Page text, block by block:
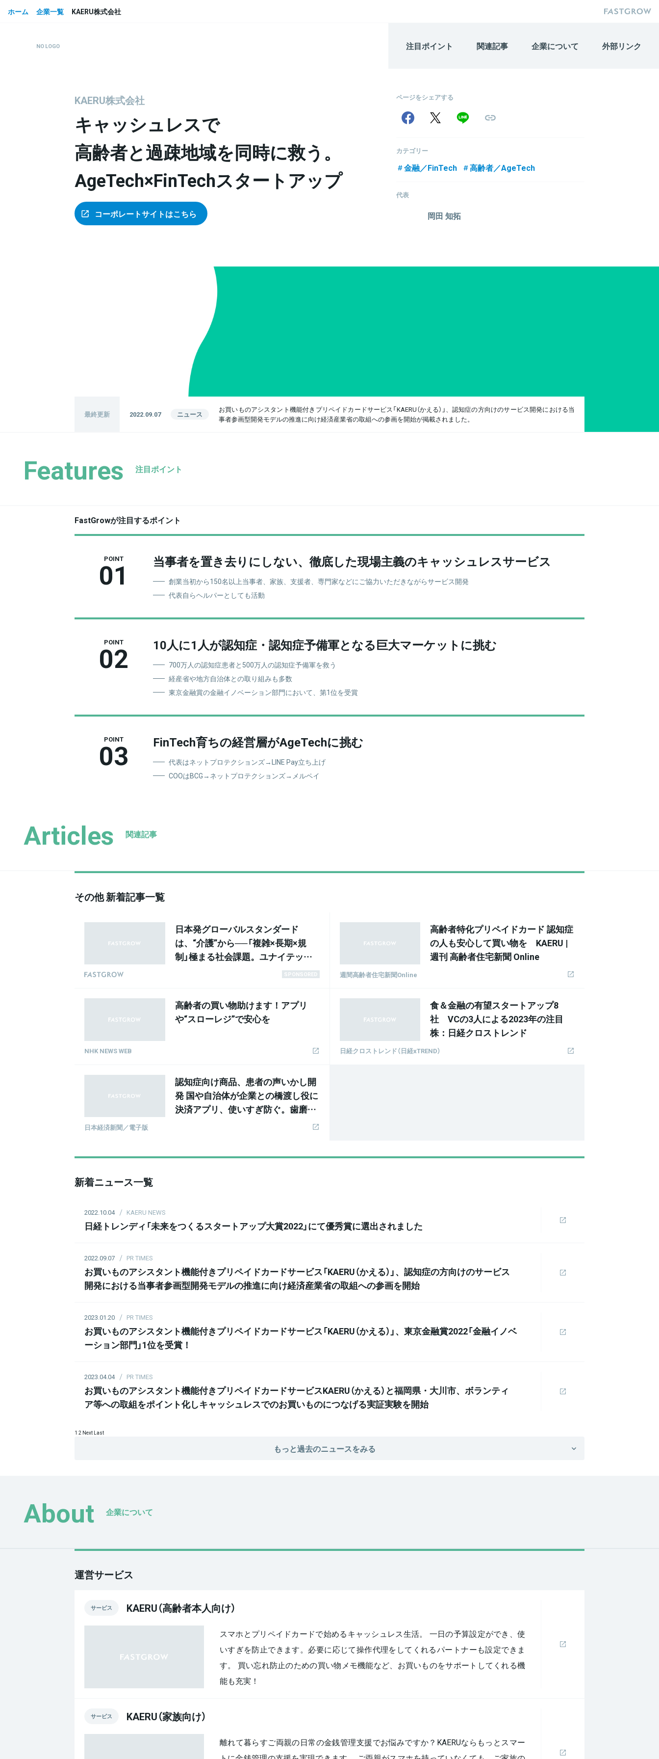
ホーム 企業一覧 KAERU株式会社
注目ポイント 関連記事 企業について 外部リンク
KAERU株式会社
キャッシュレスで
高齢者と過疎地域を同時に救う。
AgeTech×FinTechスタートアップ
コーポレートサイトはこちら
ページをシェアする
カテゴリー
金融／FinTech 高齢者／AgeTech
代表
岡田 知拓
最終更新 2022.09.07 ニュース
お買いものアシスタント機能付きプリペイドカードサービス「KAERU（かえる）」、認知症の方向けのサービス開発における当
事者参画型開発モデルの推進に向け経済産業省の取組への参画を開始が掲載されました。
Features 注目ポイント
FastGrowが注目するポイント
POINT
01 当事者を置き去りにしない、徹底した現場主義のキャッシュレスサービス
創業当初から150名以上当事者、家族、支援者、専門家などにご協力いただきながらサービス開発
代表自らヘルパーとしても活動
POINT
02 10人に1人が認知症・認知症予備軍となる巨大マーケットに挑む
700万人の認知症患者と500万人の認知症予備軍を救う
経産省や地方自治体との取り組みも多数
東京金融賞の金融イノベーション部門において、第1位を受賞
POINT
03 FinTech育ちの経営層がAgeTechに挑む
代表はネットプロテクションズ→LINE Pay立ち上げ
COOはBCG→ネットプロテクションズ→メルペイ
Articles 関連記事
その他 新着記事一覧
日本発グローバルスタンダード
は、“介護”から──「複雑×長期×規
制」極まる社会課題。ユナイテッド ×
KAERU / CareFranはどう挑む？SPONSORED
高齢者特化プリペイドカード 認知症
の人も安心して買い物を KAERU |
週刊 高齢者住宅新聞 Online
週間高齢者住宅新聞Online
高齢者の買い物助けます！アプリ
や“スローレジ”で安心を
NHK NEWS WEB
食＆金融の有望スタートアップ8
社 VCの3人による2023年の注目
株：日経クロストレンド
日経クロストレンド（日経xTREND）
認知症向け商品、患者の声いかし開
発 国や自治体が企業との橋渡し役に
決済アプリ、使いすぎ防ぐ。歯磨き
日本経済新聞／電子版
新着ニュース一覧
2022.10.04 KAERU NEWS
日経トレンディ「未来をつくるスタートアップ大賞2022」にて優秀賞に選出されました
2022.09.07 PR TIMES
お買いものアシスタント機能付きプリペイドカードサービス「KAERU（かえる）」、認知症の方向けのサービス
開発における当事者参画型開発モデルの推進に向け経済産業省の取組への参画を開始
2023.01.20 PR TIMES
お買いものアシスタント機能付きプリペイドカードサービス「KAERU（かえる）」、東京金融賞2022「金融イノベ
ーション部門」1位を受賞！
2023.04.04 PR TIMES
お買いものアシスタント機能付きプリペイドカードサービスKAERU（かえる）と福岡県・大川市、ボランティ
ア等への取組をポイント化しキャッシュレスでのお買いものにつなげる実証実験を開始
1 2 Next Last
もっと過去のニュースをみる
About 企業について
運営サービス
サービス KAERU（高齢者本人向け）
スマホとプリペイドカードで始めるキャッシュレス生活。 一日の予算設定ができ、使
いすぎを防止できます。必要に応じて操作代理をしてくれるパートナーも設定できま
す。 買い忘れ防止のための買い物メモ機能など、お買いものをサポートしてくれる機
能も充実！
サービス KAERU（家族向け）
離れて暮らすご両親の日常の金銭管理支援でお悩みですか？KAERUならもっとスマー